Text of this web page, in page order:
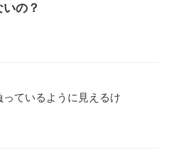
の？
っているように見えるけ